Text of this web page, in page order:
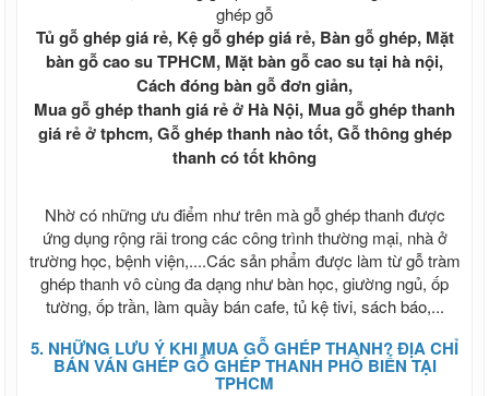
Thép Việt Úc
Thép Việt Ý
Thép ống mạ kẽm nhúng nóng
Thép ống mạ kẽm Hoà Phát
Thép ống mạ kẽm Hoa Sen
Thép ống mạ kẽm
Thép ống mạ kẽm nhúng nóng
nghiệp
Lưới che nắng trồng rau
Lưới che lan
Lưới che nắng
Bạt che mưa
Bọc nilong, màng PE
Bạt đổ bê tông
Lưới nhựa quây che
Tủ gỗ ghép giá rẻ, Kệ gỗ ghép giá rẻ, Bàn gỗ ghép, Mặt
bàn gỗ cao su TPHCM, Mặt bàn gỗ cao su tại hà nội,
Cách đóng bàn gỗ đơn giản,
Mua gỗ ghép thanh giá rẻ ở Hà Nội, Mua gỗ ghép thanh
giá rẻ ở tphcm, Gỗ ghép thanh nào tốt, Gỗ thông ghép
thanh có tốt không
Nhờ có những ưu điểm như trên mà gỗ ghép thanh được
ứng dụng rộng rãi trong các công trình thường mại, nhà ở
trường học, bệnh viện,....Các sản phẩm được làm từ gỗ tràm
ghép thanh vô cùng đa dạng như bàn học, giường ngủ, ốp
tường, ốp trần, làm quầy bán cafe, tủ kệ tivi, sách báo,...
5. NHỮNG LƯU Ý KHI MUA GỖ GHÉP THANH? ĐỊA CHỈ
BÁN VÁN GHÉP GỖ GHÉP THANH PHỔ BIẾN TẠI
TPHCM